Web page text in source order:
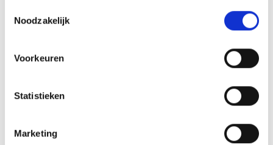
Noodzakelijk
Voorkeuren
Statistieken
Marketing